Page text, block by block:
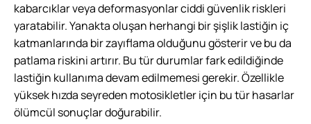
kabarcıklar veya deformasyonlar ciddi güvenlik riskleri
yaratabilir. Yanakta oluşan herhangi bir şişlik lastiğin iç
katmanlarında bir zayıflama olduğunu gösterir ve bu da
patlama riskini artırır. Bu tür durumlar fark edildiğinde
lastiğin kullanıma devam edilmemesi gerekir. Özellikle
yüksek hızda seyreden motosikletler için bu tür hasarlar
ölümcül sonuçlar doğurabilir.